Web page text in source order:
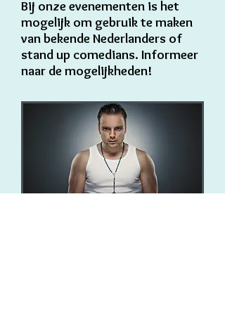
Bij onze evenementen is het
mogelijk om gebruik te maken
van bekende Nederlanders of
stand up comedians. Informeer
naar de mogelijkheden!